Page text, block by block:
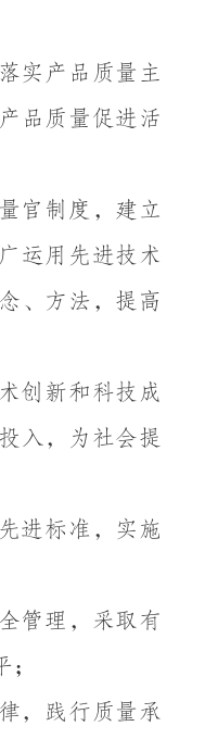
实产品质量主
品质量促进活
官制度，建立
运用先进技术
、方法，提高
创新和科技成
入，为社会提
进标准，实施
管理，采取有
，践行质量承